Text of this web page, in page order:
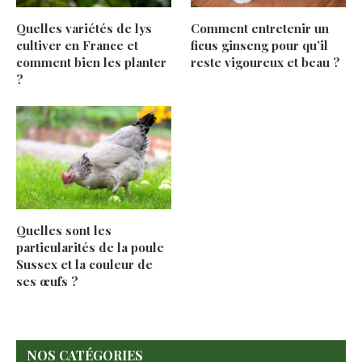
Quelles variétés de lys
cultiver en France et
comment bien les planter
?
Comment entretenir un
ficus ginseng pour qu’il
reste vigoureux et beau ?
Quelles sont les
particularités de la poule
Sussex et la couleur de
ses œufs ?
NOS CATÉGORIES